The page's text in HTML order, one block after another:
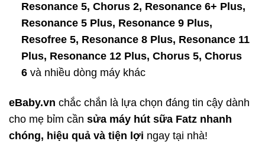
Resonance 5, Chorus 2, Resonance 6+ Plus,
Resonance 5 Plus, Resonance 9 Plus,
Resofree 5, Resonance 8 Plus, Resonance 11
Plus, Resonance 12 Plus, Chorus 5, Chorus
6và nhiều dòng máy khác
eBaby.vn chắc chắn là lựa chọn đáng tin cậy dành
cho mẹ bỉm cần sửa máy hút sữa Fatz nhanh
chóng, hiệu quả và tiện lợi ngay tại nhà!